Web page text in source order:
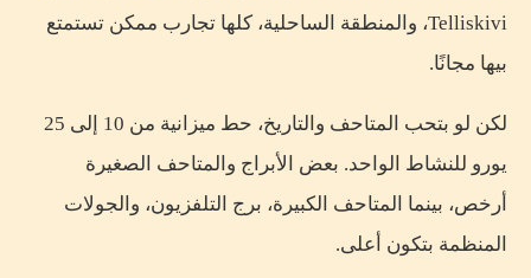
Telliskivi، والمنطقة الساحلية، كلها تجارب ممكن تستمتع
بيها مجانًا.
لكن لو بتحب المتاحف والتاريخ، حط ميزانية من 10 إلى 25
يورو للنشاط الواحد. بعض الأبراج والمتاحف الصغيرة
أرخص، بينما المتاحف الكبيرة، برج التلفزيون، والجولات
المنظمة بتكون أعلى.